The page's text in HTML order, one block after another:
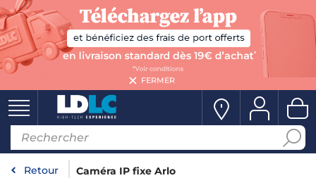
FERMER
Retour Caméra IP fixe Arlo